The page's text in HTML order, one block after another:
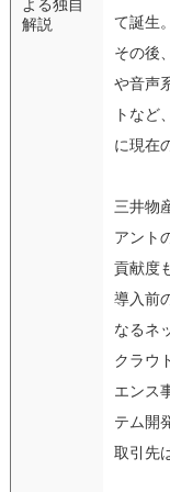
よる独自
解説
て誕生。
その後
や音声
トなど
に現在
三井物
アント
貢献度
導入前
なるネ
クラウ
エンス
テム開
取引先